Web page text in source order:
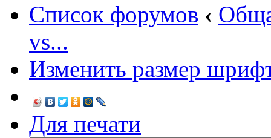
Список форумов ‹
vs...
Изменить размер
Для печати